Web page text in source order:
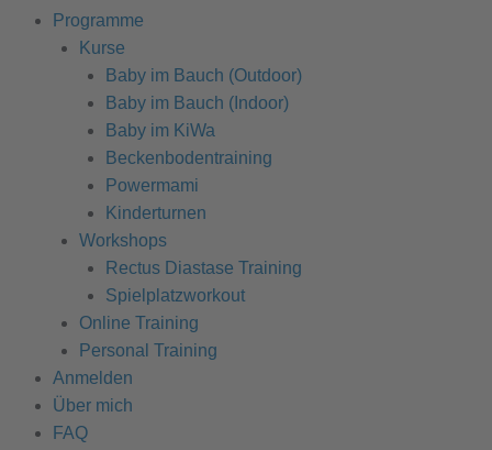
Programme
Kurse
Baby im Bauch (Outdoor)
Baby im Bauch (Indoor)
Baby im KiWa
Beckenbodentraining
Powermami
Kinderturnen
Workshops
Rectus Diastase Training
Spielplatzworkout
Online Training
Personal Training
Anmelden
Über mich
FAQ